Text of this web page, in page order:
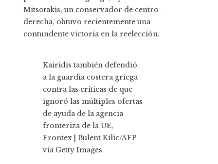
Mitsotakis, un conservador de centro-
derecha, obtuvo recientemente una
contundente victoria en la reelección.
Kairidis también defendió
a la guardia costera griega
contra las críticas de que
ignoró las múltiples ofertas
de ayuda de la agencia
fronteriza de la UE,
Frontex | Bulent Kilic/AFP
vía Getty Images